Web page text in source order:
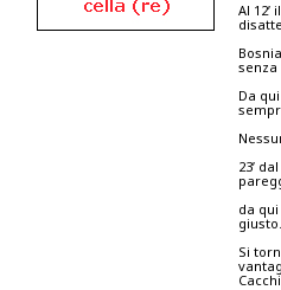
Al
Da
23’
da
giusto.
Si